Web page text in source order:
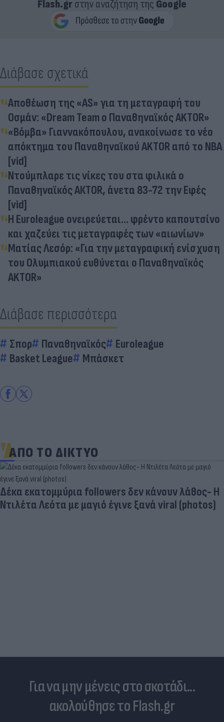
Flash.grστην αναζήτηση της Google
Διάβασε σχετικά
Αποθέωση της «AS» για τη μεταγραφή του
Οσμάν: «Dream Team ο Παναθηναϊκός AKTOR»
«Βόμβα» Γιαννακόπουλου, ανακοίνωσε το νέο
απόκτημα του Παναθηναϊκού AKTOR από το ΝΒΑ
[vid]
Ντούμπλαρε τις νίκες του στα φιλικά ο
Παναθηναϊκός ΑΚΤΟR, άνετα 83-72 την Εφές
[vid]
Η Euroleague ονειρεύεται... φρέντο καπουτσίνο
και χαζεύει τις μεταγραφές των «αιωνίων»
Ματίας Λεσόρ: «Για την μεταγραφική ενίσχυση
του Ολυμπιακού ευθύνεται ο Παναθηναϊκός
AKTOR»
Διάβασε περισσότερα
Σπορ Παναθηναϊκός
Euroleague
Basket League
Μπάσκετ
ΑΠΟ ΤΟ ΔΙΚΤΥΟ
Δέκα εκατομμύρια followers δεν κάνουν λάθος- Η
Ντιλέτα Λεότα με μαγιό έγινε ξανά viral (photos)
Για να μην μένεις στο σκοτάδι...
ακολούθησε το Flash.gr